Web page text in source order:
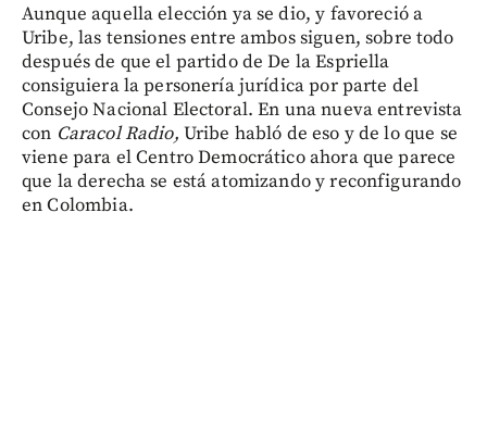
Aunque aquella elección ya se dio, y favoreció a
Uribe, las tensiones entre ambos siguen, sobre todo
después de que el partido de De la Espriella
consiguiera la personería jurídica por parte del
Consejo Nacional Electoral. En una nueva entrevista
con Caracol Radio, Uribe habló de eso y de lo que se
viene para el Centro Democrático ahora que parece
que la derecha se está atomizando y reconfigurando
en Colombia.